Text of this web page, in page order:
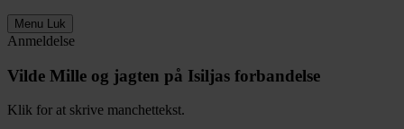
Menu Luk
Anmeldelse
Vilde Mille og jagten på Isiljas forbandelse
Klik for at skrive manchettekst.